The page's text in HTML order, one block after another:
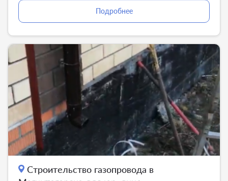
Подробнее
Строительство газопровода в